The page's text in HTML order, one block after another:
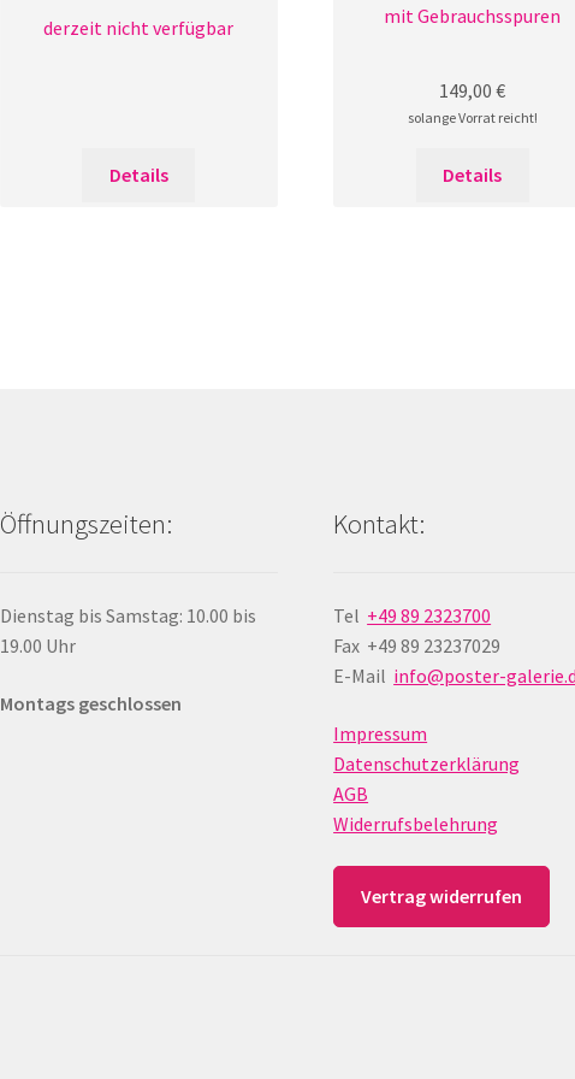
derzeit nicht verfügbar
Details
mit Gebrauchsspuren
149,00€
solange Vorrat reicht!
Details
Öffnungszeiten:
Dienstag bis Samstag: 10.00 bis
19.00 Uhr
Montags geschlossen
Kontakt:
Tel +49 89 2323700
Fax +49 89 23237029
E-Mail info@poster-
Impressum
Datenschutzerklärung
AGB
Widerrufsbelehrung
Vertrag widerrufen